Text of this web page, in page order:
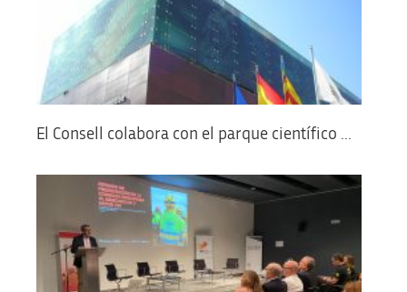
El Consell colabora con el parque científico ...